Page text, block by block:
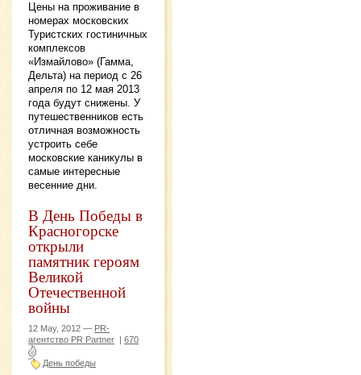
Цены на проживание в
номерах московских
Туристских гостиничных
комплексов
«Измайлово» (Гамма,
Дельта) на период с 26
апреля по 12 мая 2013
года будут снижены. У
путешественников есть
отличная возможность
устроить себе
московские каникулы в
самые интересные
весенние дни.
В День Победы в
Красногорске
открыли
памятник героям
Великой
Отечественной
войны
12 May, 2012 — PR-
агентство PR Partner
670
День победы